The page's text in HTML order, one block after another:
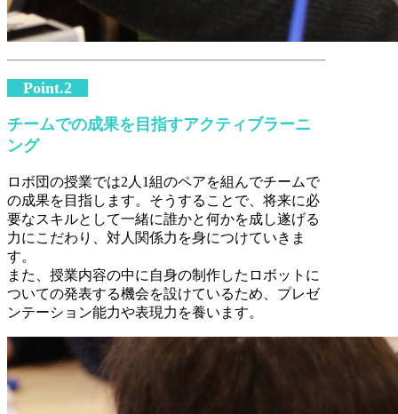
Point.2
チームでの成果を目指すアクティブラーニ
ング
ロボ団の授業では2人1組のペアを組んでチームで
の成果を目指します。そうすることで、将来に必
要なスキルとして一緒に誰かと何かを成し遂げる
力にこだわり、対人関係力を身につけていきま
す。
また、授業内容の中に自身の制作したロボットに
ついての発表する機会を設けているため、プレゼ
ンテーション能力や表現力を養います。